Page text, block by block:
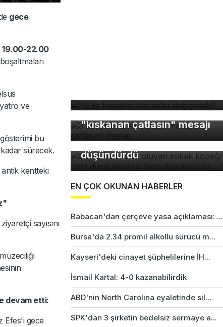
gece
19.00-22.00
ve
bu
sürecek.
kentteki
sayısını
devam etti:
Efes'i gece
3 bin yıllık antik kentte
"kıskanan çatlasın" mesajı
Bursa'da ezana uluyan
sokak köpeği hem
duygulandırdı hem
düşündürdü
EN ÇOK OKUNAN HABERLER
Babacan'dan çerçeve yasa açıklaması: ...
Bursa'da 2.34 promil alkollü sürücü m...
Kayseri'deki cinayet şüphelilerine İH...
İsmail Kartal: 4-0 kazanabilirdik
ABD'nin North Carolina eyaletinde sil...
SPK'dan 3 şirketin bedelsiz sermaye a...